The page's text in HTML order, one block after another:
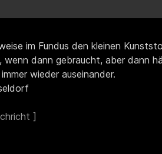
im Fundus den kleinen
dann gebraucht, aber dann
wieder auseinander.